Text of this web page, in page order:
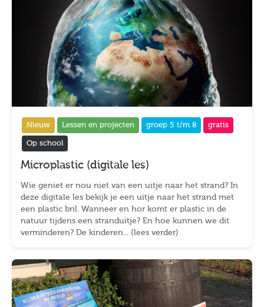
Nieuw Lessen en projecten groep 5 t/m 8 gratis
Op school
Microplastic (digitale les)
Wie geniet er nou niet van een uitje naar het strand? In
deze digitale les bekijk je een uitje naar het strand met
een plastic bril. Wanneer en hor komt er plastic in de
natuur tijdens een stranduitje? En hoe kunnen we dit
verminderen? De kinderen... (lees verder)